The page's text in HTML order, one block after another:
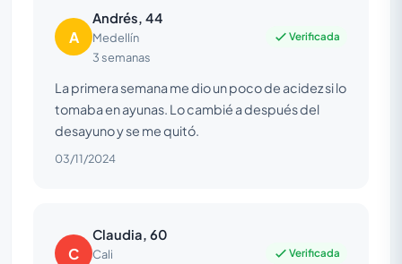
A
Andrés, 44
Medellín
3 semanas
Verificada
La primera semana me dio un poco de acidez si lo
tomaba en ayunas. Lo cambié a después del
desayuno y se me quitó.
03/11/2024
C
Claudia, 60
Cali
Verificada